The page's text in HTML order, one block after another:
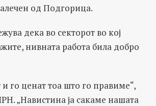
од Подгорица.
дека во секторот во кој
нивната работа била добро
и го ценат тоа што го правиме“,
„Навистина ја сакаме нашата